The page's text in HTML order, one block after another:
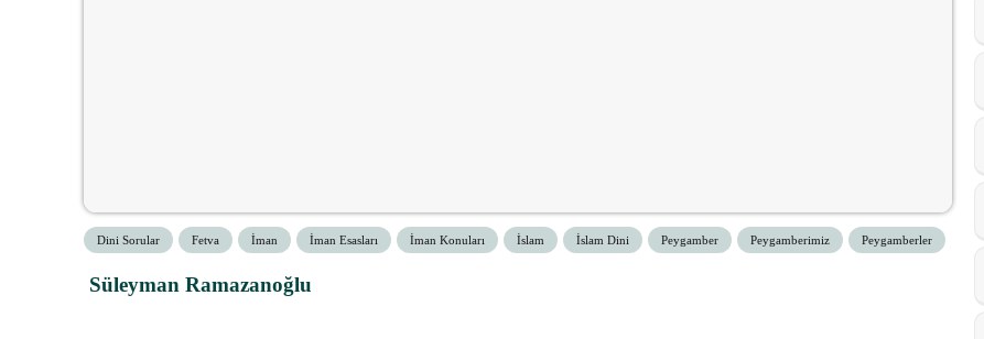
Dini Sorular Fetva İman İman Esasları İman Konuları İslam İslam Dini Peygamber Peygamberimiz Peygamberler
Süleyman Ramazanoğlu